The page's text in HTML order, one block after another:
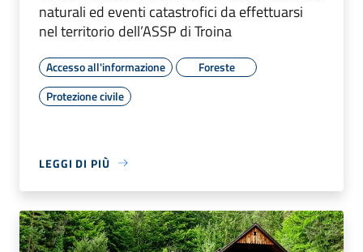
naturali ed eventi catastrofici da effettuarsi
nel territorio dell’ASSP di Troina
Accesso all'informazione
Foreste
Protezione civile
LEGGI DI PIÙ